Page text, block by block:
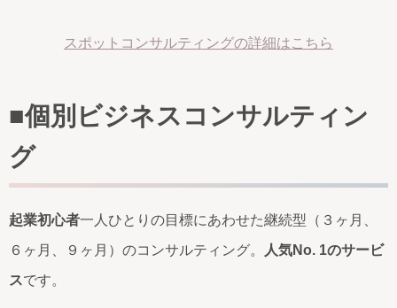
スポットコンサルティングの詳細はこちら
■個別ビジネスコンサルティン
グ
起業初心者一人ひとりの目標にあわせた継続型（３ヶ月、
６ヶ月、９ヶ月）のコンサルティング。
人気No. 1のサービ
スです。